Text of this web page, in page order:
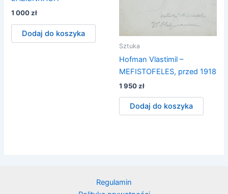
1 000zł
Dodaj do koszyka
Sztuka
Hofman Vlastimil –
MEFISTOFELES, przed 1918
1 950zł
Dodaj do koszyka
Regulamin